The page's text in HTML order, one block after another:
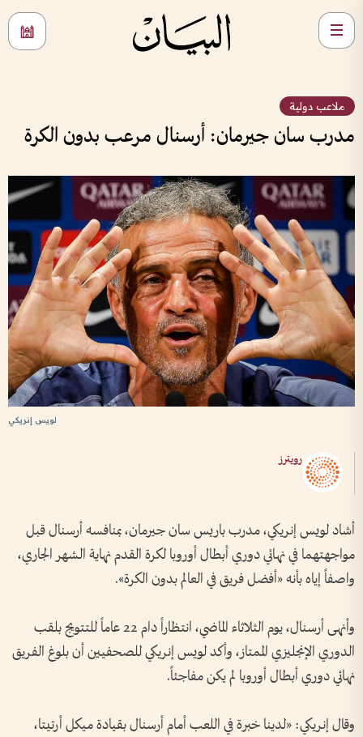
ملاعب دولية
مدرب سان جيرمان: أرسنال مرعب بدون الكرة
لويس إنريكي
رويترز
أشاد لويس إنريكي، مدرب باريس سان جيرمان، بمنافسه أرسنال قبل
مواجهتهما في نهائي دوري أبطال أوروبا لكرة القدم نهاية الشهر الجاري،
واصفاً إياه بأنه «أفضل فريق في العالم بدون الكرة».
وأنهى أرسنال، يوم الثلاثاء الماضي، انتظاراً دام 22 عاماً للتتويج بلقب
الدوري الإنجليزي الممتاز، وأكد لويس إنريكي للصحفيين أن بلوغ الفريق
نهائي دوري أبطال أوروبا لم يكن مفاجئاً.
وقال إنريكي: «لدينا خبرة في اللعب أمام أرسنال بقيادة ميكل أرتيتا،